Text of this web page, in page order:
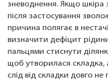
зневоднення. Якщо шкіра
після застосування
причина полягає в
визначити дефіцит
пальцями стиснути
щоб утворилася складка,
слід від складки довго